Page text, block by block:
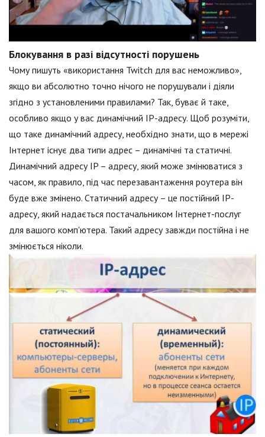
Блокування в разі відсутності порушень
Чому пишуть «використання Twitch для вас неможливо»,
якщо ви абсолютно точно нічого не порушували і діяли
згідно з установленими правилами? Так, буває й таке,
особливо якщо у вас динамічний IP-адресу. Щоб розуміти,
що таке динамічний адресу, необхідно знати, що в мережі
Інтернет існує два типи адрес – динамічні та статичні.
Динамічний адресу IP – адресу, який може змінюватися з
часом, як правило, під час перезавантаження роутера він
буде вже змінено. Статичний адресу – це постійний IP-
адресу, який надається постачальником Інтернет-послуг
для вашого комп'ютера. Такий адресу завжди постійна і не
змінюється ніколи.